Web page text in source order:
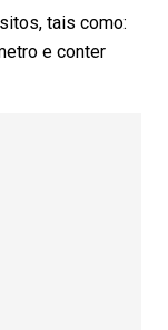
tais como:
e conter